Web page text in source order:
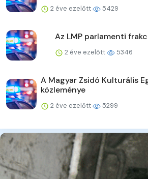
2 éve ezelőtt 5429
Az LMP parlamenti
2 éve ezelőtt 5346
A Magyar Zsidó Kulturális
közleménye
2 éve ezelőtt 5299